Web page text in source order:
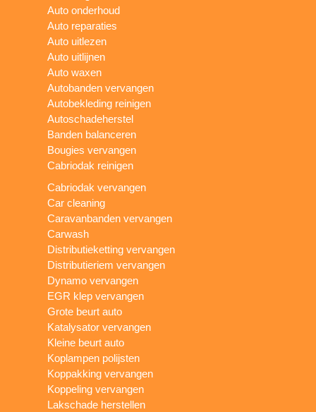
Auto onderhoud
Auto reparaties
Auto uitlezen
Auto uitlijnen
Auto waxen
Autobanden vervangen
Autobekleding reinigen
Autoschadeherstel
Banden balanceren
Bougies vervangen
Cabriodak reinigen
Cabriodak vervangen
Car cleaning
Caravanbanden vervangen
Carwash
Distributieketting vervangen
Distributieriem vervangen
Dynamo vervangen
EGR klep vervangen
Grote beurt auto
Katalysator vervangen
Kleine beurt auto
Koplampen polijsten
Koppakking vervangen
Koppeling vervangen
Lakschade herstellen